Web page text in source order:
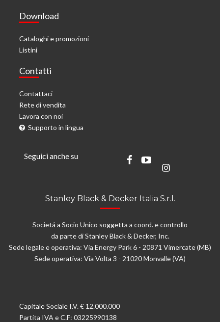
Download
Cataloghi e promozioni
Listini
Contatti
Contattaci
Rete di vendita
Lavora con noi
Supporto in lingua
Seguici anche su
Stanley Black & Decker Italia S.r.l.
Societá a Socio Unico soggetta a coord. e controllo
da parte di Stanley Black & Decker, Inc.
Sede legale e operativa: Via Energy Park 6 - 20871 Vimercate (MB)
Sede operativa: Via Volta 3 - 21020 Monvalle (VA)
Capitale Sociale I.V. € 12.000.000
Partita IVA e C.F: 03225990138